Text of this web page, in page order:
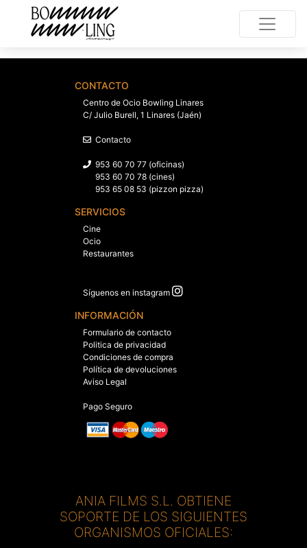
CONTACTO
Centro de Ocio Bowling Linares
C/ Julio Burell, 1 Linares (Jaén)
Contacto
953 60 70 77 (oficinas)
953 60 70 78 (cines)
953 65 08 53 (pizzon pizza)
SERVICIOS
Cine
Ocio
Restaurantes
Síguenos en instagram
INFORMACIÓN
Formulario de contacto
Politica de privacidad
Condiciones de compra
Política de devoluciones
Aviso Legal
Pago Seguro
ANIA FILMS S.L. OBTIENE
SOPORTE DE LOS SIGUIENTES
ORGANISMOS OFICIALES: